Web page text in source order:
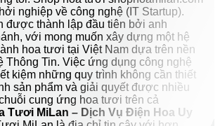
nghiệp về công nghệ (IT Startup).
được thành lập đầu tiên bởi anh
với mong muốn xây dựng một hệ
hoa tươi tại Việt Nam dựa trên nền
Thông Tin. Việc ứng dụng công nghệ
kiệm những quy trình không cần thiết
sản phẩm và giải quyết được nhiều
cung ứng hoa tươi trên cả
Tươi MiLan – Dịch Vụ Điện Hoa Uy